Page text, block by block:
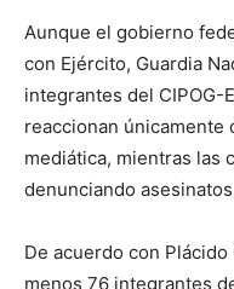
Aunque el gobierno
con Ejército, Guardia
integrantes del CIPOG-
reaccionan únicamente
mediática, mientras las
denunciando
De acuerdo con
menos 76 integrantes